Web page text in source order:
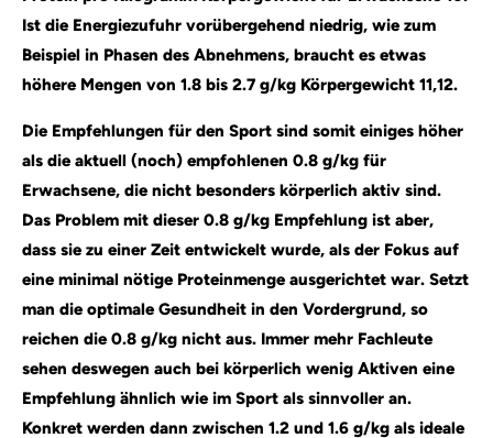
Ist die Energiezufuhr vorübergehend niedrig, wie zum
Beispiel in Phasen des Abnehmens, braucht es etwas
höhere Mengen von 1.8 bis 2.7 g/kg Körpergewicht 11,12.
Die Empfehlungen für den Sport sind somit einiges höher
als die aktuell (noch) empfohlenen 0.8 g/kg für
Erwachsene, die nicht besonders körperlich aktiv sind.
Das Problem mit dieser 0.8 g/kg Empfehlung ist aber,
dass sie zu einer Zeit entwickelt wurde, als der Fokus auf
eine minimal nötige Proteinmenge ausgerichtet war. Setzt
man die optimale Gesundheit in den Vordergrund, so
reichen die 0.8 g/kg nicht aus. Immer mehr Fachleute
sehen deswegen auch bei körperlich wenig Aktiven eine
Empfehlung ähnlich wie im Sport als sinnvoller an.
Konkret werden dann zwischen 1.2 und 1.6 g/kg als ideale